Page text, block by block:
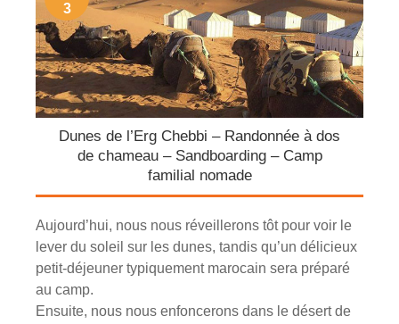
3
Dunes de l’Erg Chebbi – Randonnée à dos
de chameau – Sandboarding – Camp
familial nomade
Aujourd’hui, nous nous réveillerons tôt pour voir le
lever du soleil sur les dunes, tandis qu’un délicieux
petit-déjeuner typiquement marocain sera préparé
au camp.
Ensuite, nous nous enfoncerons dans le désert de